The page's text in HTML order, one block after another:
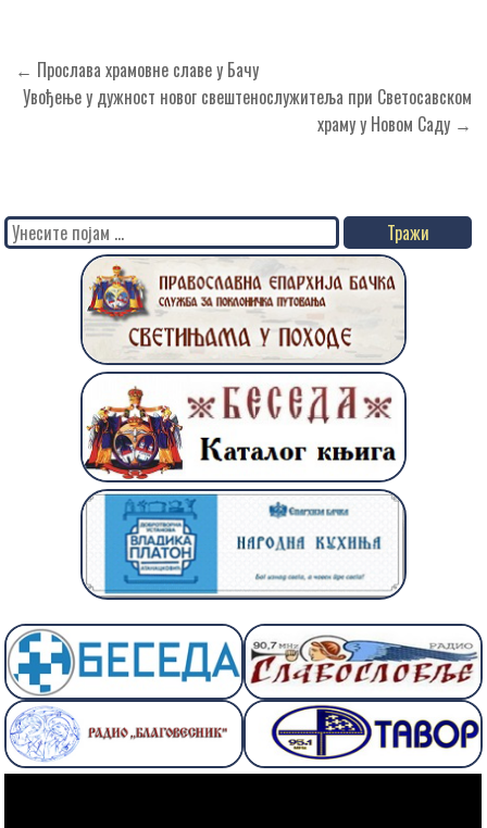
Кретање
чланка
← Прослава храмовне славе у Бачу
Увођење у дужност новог свештенослужитеља при Светосавском
храму у Новом Саду →
Search
for: